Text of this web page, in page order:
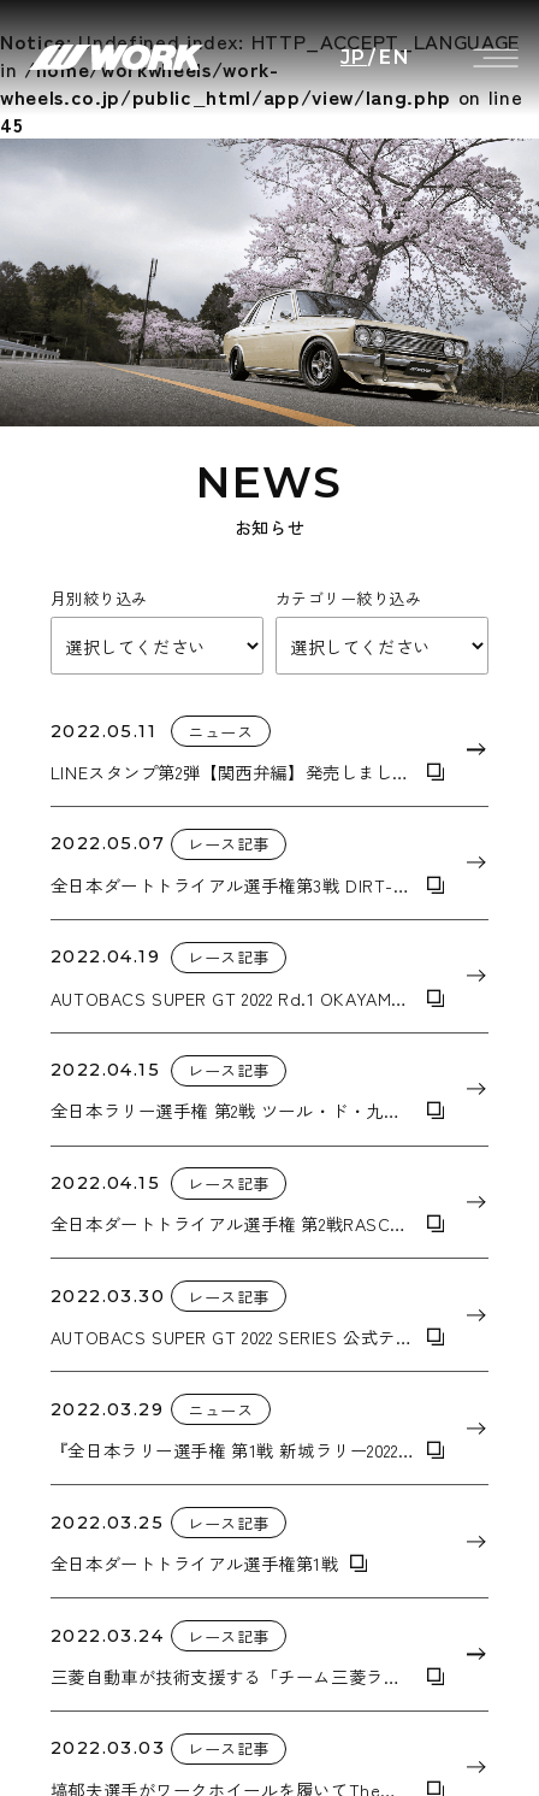
Notice: Undefined index: HTTP_ACCEPT_LANGUAGE
in/home/workwheels/work-
wheels.co.jp/public_html/app/view/lang.phpon line
45
JP/EN
NEWS
お知らせ
月別絞り込み カテゴリー絞り込み
2022.05.11 ニュース
LINEスタンプ第2弾【関西弁編】発売しまし
2022.05.07 レース記事
全日本ダートトライアル選手権第3戦 DIRT-
2022.04.19 レース記事
AUTOBACS SUPER GT 2022 Rd.1 OKAYAMA
2022.04.15 レース記事
全日本ラリー選手権 第2戦 ツール・ド・九州
2022.04.15 レース記事
全日本ダートトライアル選手権 第2戦RASCAL
2022.03.30 レース記事
AUTOBACS SUPER GT 2022 SERIES 公式テス
2022.03.29 ニュース
『全日本ラリー選手権 第1戦 新城ラリー2022
2022.03.25 レース記事
全日本ダートトライアル選手権第1戦
2022.03.24 レース記事
三菱自動車が技術支援する「チーム三菱ラリ
2022.03.03 レース記事
塙郁夫選手がワークホイールを履いてThe